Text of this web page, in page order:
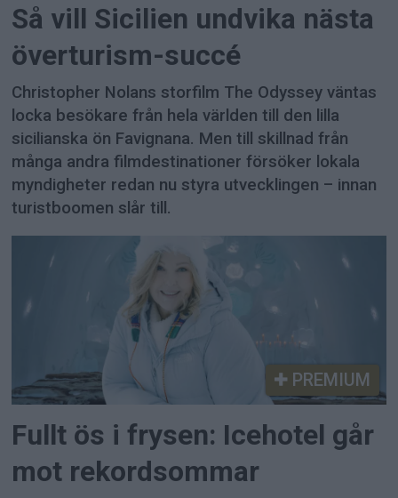
Så vill Sicilien undvika nästa
överturism-succé
Christopher Nolans storfilm The Odyssey väntas
locka besökare från hela världen till den lilla
sicilianska ön Favignana. Men till skillnad från
många andra filmdestinationer försöker lokala
myndigheter redan nu styra utvecklingen – innan
turistboomen slår till.
PREMIUM
Fullt ös i frysen: Icehotel går
mot rekordsommar